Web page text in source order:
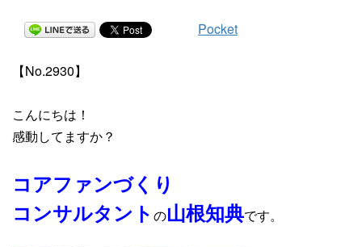
Pocket
【No.2930】
こんにちは！
感動してますか？
コアファンづくり
コンサルタント の山根知典です。